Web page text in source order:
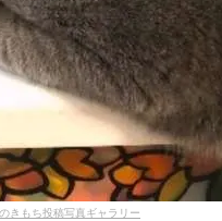
きもち投稿写真ギャラリー